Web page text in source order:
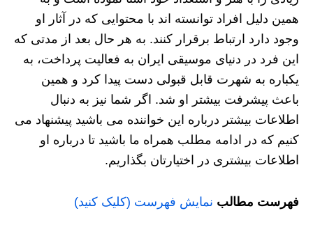
همین دلیل افراد توانسته اند با محتوایی که در آثار او
وجود دارد ارتباط برقرار کنند. به هر حال بعد از مدتی که
این فرد در دنیای موسیقی ایران به فعالیت پرداخت، به
یکباره به شهرت قابل قبولی دست پیدا کرد و همین
باعث پیشرفت بیشتر او شد. اگر شما نیز به دنبال
اطلاعات بیشتر درباره این خواننده می باشید پیشنهاد می
کنیم که در ادامه مطلب همراه ما باشید تا درباره او
اطلاعات بیشتری در اختیارتان بگذاریم.
فهرست مطالب نمایش فهرست (کلیک کنید)